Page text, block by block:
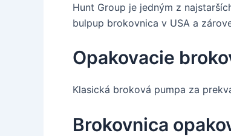
Hunt Group je jedným z
bulpup brokovnica v USA a
Opakovacie
Klasická broková pumpa za
Brokovnica